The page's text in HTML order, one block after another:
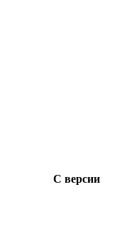
С версии